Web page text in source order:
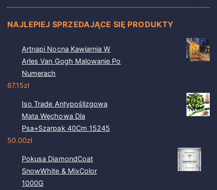
NAJLEPIEJ SPRZEDAJĄCE SIĘ PRODUKTY
Artnapi Nocna Kawiarnia W
Arles Van Gogh Malowanie Po
Numerach
67.15zł
Iso Trade Antypoślizgowa
Mata Węchowa Dla
Psa+Szarpak 40Cm 15245
50.00zł
Pokusa DiamondCoat
SnowWhite & MixColor
1000G